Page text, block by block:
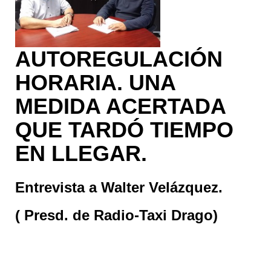
AUTOREGULACIÓN
HORARIA. UNA
MEDIDA ACERTADA
QUE TARDÓ TIEMPO
EN LLEGAR.
Entrevista a Walter Velázquez.
( Presd. de Radio-Taxi Drago)